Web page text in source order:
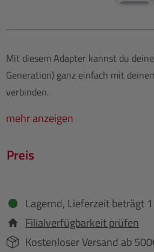
Mit diesem Adapter kannst du
Generation) ganz einfach mit
verbinden.
mehr anzeigen
Preis
Lagernd, Lieferzeit beträgt
Filialverfügbarkeit prüfen
Kostenloser Versand ab